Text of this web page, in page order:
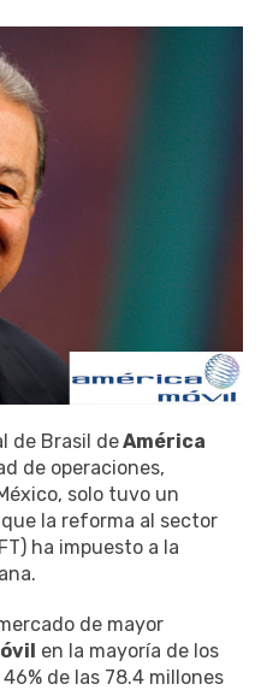
de Brasil deAmérica
de operaciones,
solo tuvo un
la reforma al sector
ha impuesto a la
de mayor
en la mayoría de los
de las 78.4 millones